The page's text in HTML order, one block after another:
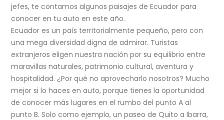
jefes, te contamos algunos paisajes de Ecuador para
conocer en tu auto en este año.
Ecuador es un país territorialmente pequeño, pero con
una mega diversidad digna de admirar. Turistas
extranjeros eligen nuestra nación por su equilibrio entre
maravillas naturales, patrimonio cultural, aventura y
hospitalidad. ¿Por qué no aprovecharlo nosotros? Mucho
mejor si lo haces en auto, porque tienes la oportunidad
de conocer más lugares en el rumbo del punto A al
punto B. Solo como ejemplo, un paseo de Quito a Ibarra,